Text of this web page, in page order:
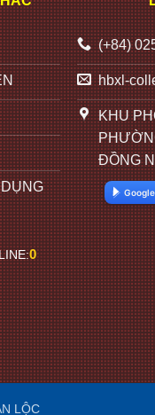
(+84)
hbxl-
KHU
ĐỒNG
0
LỘC